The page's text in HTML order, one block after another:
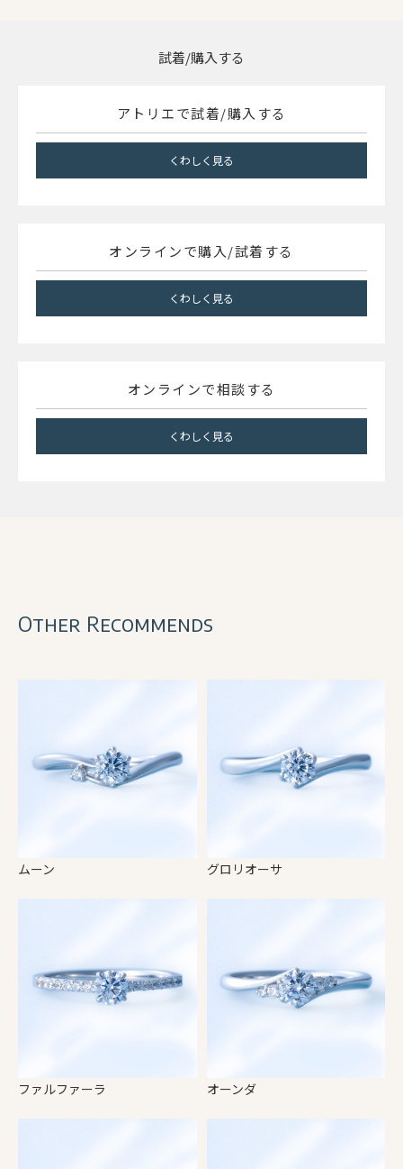
試着/購入する
アトリエで試着/購入する
くわしく見る
オンラインで購入/試着する
くわしく見る
オンラインで相談する
くわしく見る
Other Recommends
ムーン グロリオーサ
ファルファーラ オーンダ